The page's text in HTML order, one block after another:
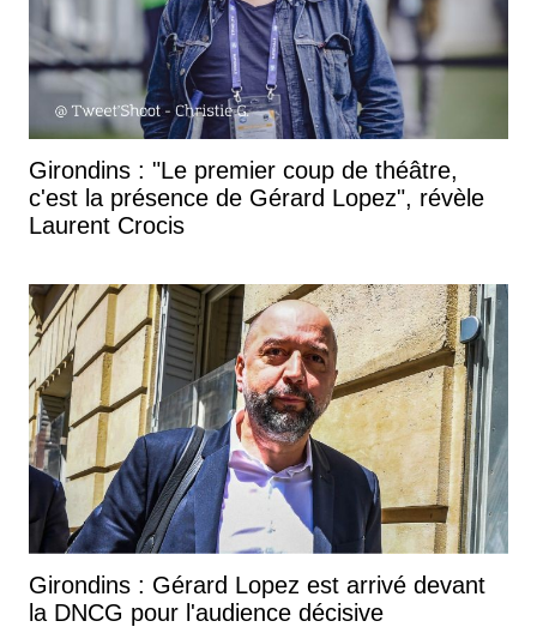
Girondins : "Le premier coup de théâtre,
c'est la présence de Gérard Lopez", révèle
Laurent Crocis
Girondins : Gérard Lopez est arrivé devant
la DNCG pour l'audience décisive